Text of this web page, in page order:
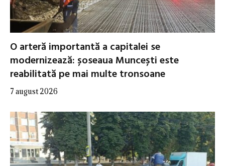
O arteră importantă a capitalei se
modernizează: șoseaua Muncești este
reabilitată pe mai multe tronsoane
7 august 2026